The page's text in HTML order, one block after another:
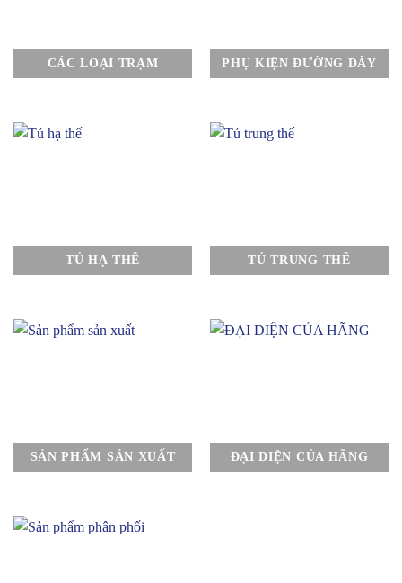
CÁC LOẠI TRẠM PHỤ KIỆN ĐƯỜNG DÂY
TỦ HẠ THẾ TỦ TRUNG THẾ
SẢN PHẨM SẢN XUẤT ĐẠI DIỆN CỦA HÃNG